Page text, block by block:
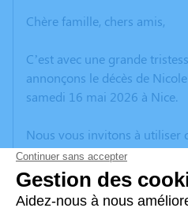
Chère famille, chers amis,
C’est avec une grande
annonçons le décès de
samedi 16 mai 2026 à Nice.
Nous vous invitons à utiliser
vos condoléances, partager
anecdote ou exprimer vos
poèmes ou des textes. Cet
d'expression dédié à